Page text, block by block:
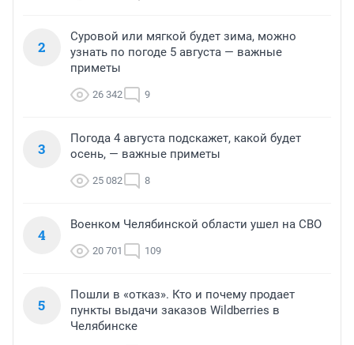
2
Суровой или мягкой будет зима, можно
узнать по погоде 5 августа — важные
приметы
26 342 9
3
Погода 4 августа подскажет, какой будет
осень, — важные приметы
25 082 8
4
Военком Челябинской области ушел на СВО
20 701 109
5
Пошли в «отказ». Кто и почему продает
пункты выдачи заказов Wildberries в
Челябинске